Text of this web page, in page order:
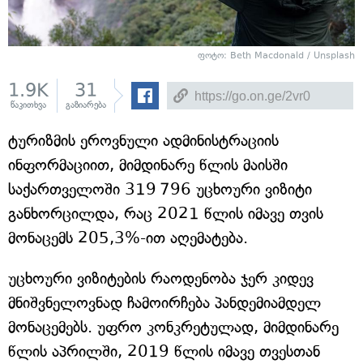
ფოტო: Beth Macdonald / Unsplash
1.9K
წაკითხვა
31
გაზიარება
ტურიზმის ეროვნული ადმინისტრაციის
ინფორმაციით, მიმდინარე წლის მაისში
საქართველოში 319 796 უცხოური ვიზიტი
განხორცილდა, რაც 2021 წლის იმავე თვის
მონაცემს 205,3%-ით აღემატება.
უცხოური ვიზიტების რაოდენობა ჯერ კიდევ
მნიშვნელოვნად ჩამოირჩება პანდემიამდელ
მონაცემებს. უფრო კონკრეტულად, მიმდინარე
წლის აპრილში, 2019 წლის იმავე თვესთან